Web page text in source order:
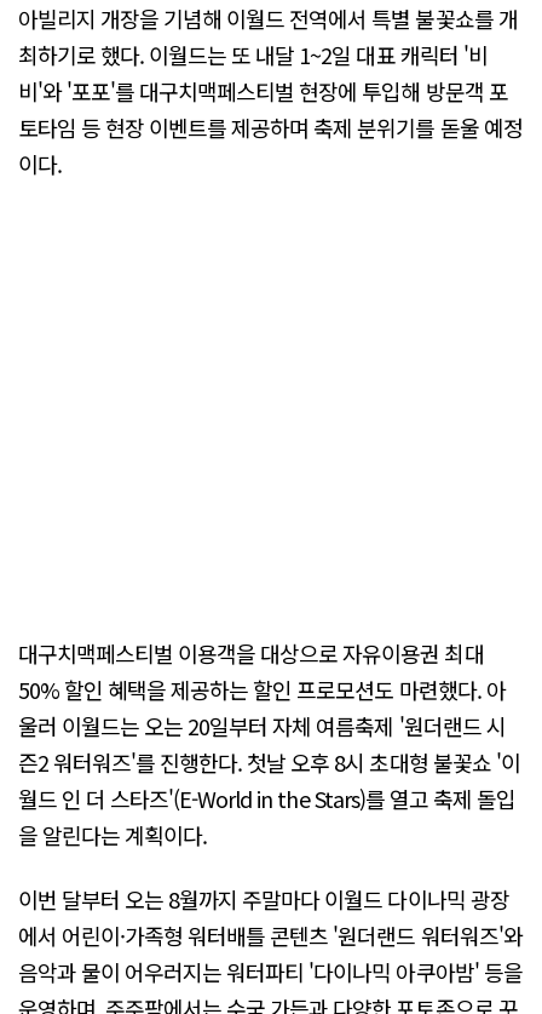
아빌리지 개장을 기념해 이월드 전역에서 특별 불꽃쇼를 개
최하기로 했다. 이월드는 또 내달 1~2일 대표 캐릭터 '비
비'와 '포포'를 대구치맥페스티벌 현장에 투입해 방문객 포
토타임 등 현장 이벤트를 제공하며 축제 분위기를 돋울 예정
이다.
대구치맥페스티벌 이용객을 대상으로 자유이용권 최대
50% 할인 혜택을 제공하는 할인 프로모션도 마련했다. 아
울러 이월드는 오는 20일부터 자체 여름축제 '원더랜드 시
즌2 워터워즈'를 진행한다. 첫날 오후 8시 초대형 불꽃쇼 '이
월드 인 더 스타즈'(E-World in the Stars)를 열고 축제 돌입
을 알린다는 계획이다.
이번 달부터 오는 8월까지 주말마다 이월드 다이나믹 광장
에서 어린이·가족형 워터배틀 콘텐츠 '원더랜드 워터워즈'와
음악과 물이 어우러지는 워터파티 '다이나믹 아쿠아밤' 등을